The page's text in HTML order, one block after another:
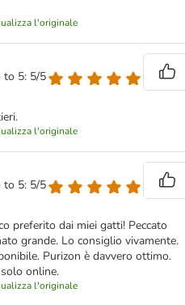
l'originale
to 5: 5/5
l'originale
to 5: 5/5
preferito dai miei gatti! Peccato
grande. Lo consiglio vivamente.
Purizon è davvero ottimo.
online.
l'originale